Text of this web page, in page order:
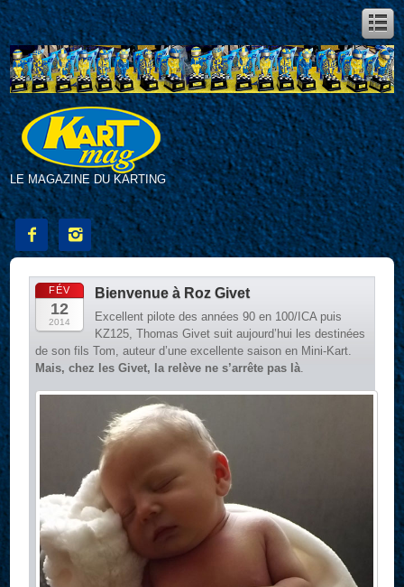
LE MAGAZINE DU KARTING
 
FÉV
12
2014
Bienvenue à Roz Givet
Excellent pilote des années 90 en 100/ICA puis
KZ125, Thomas Givet suit aujourd’hui les destinées
de son fils Tom, auteur d’une excellente saison en Mini-Kart.
Mais, chez les Givet, la relève ne s’arrête pas là